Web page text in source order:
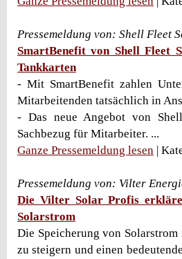
Pressemeldung von: Shell Fleet
SmartBenefit von Shell Fleet
Tankkarten
- Mit SmartBenefit zahlen
Mitarbeitenden tatsächlich in
- Das neue Angebot von
Sachbezug für Mitarbeiter. ...
Ganze Pressemeldung lesen |
Pressemeldung von: Vilter
Die Vilter Solar Profis
Solarstrom
Die Speicherung von
zu steigern und einen